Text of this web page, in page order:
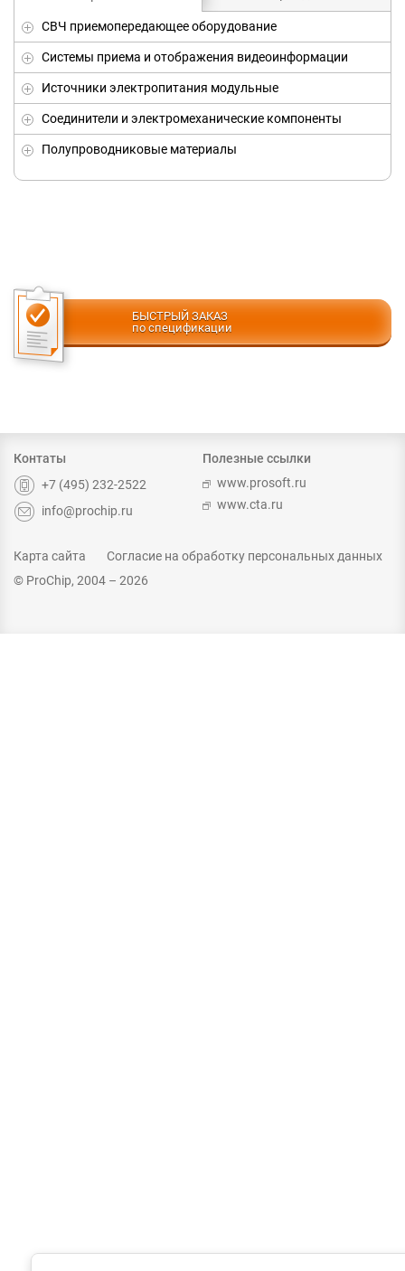
СВЧ приемопередающее оборудование
Системы приема и отображения видеоинформации
Источники электропитания модульные
Соединители и электромеханические компоненты
Полупроводниковые материалы
БЫСТРЫЙ ЗАКАЗ
по спецификации
Контаты
+7 (495) 232-2522
info@prochip.ru
Полезные ссылки
www.prosoft.ru
www.cta.ru
Карта сайта
Согласие на обработку персональных данных
© ProChip, 2004 – 2026